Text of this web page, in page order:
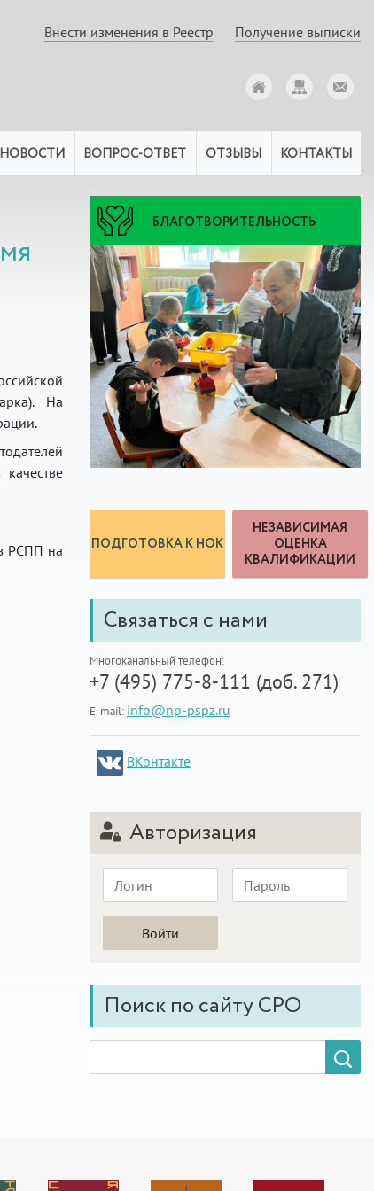
Внести изменения в Реестр Получение выписки
НОВОСТИ ВОПРОС-ОТВЕТ ОТЗЫВЫ КОНТАКТЫ
На
РСПП на
БЛАГОТВОРИТЕЛЬНОСТЬ
ПОДГОТОВКА К НОК
НЕЗАВИСИМАЯ
ОЦЕНКА
КВАЛИФИКАЦИИ
Связаться с нами
Многоканальный телефон:
+7 (495) 775-8-111 (доб. 271)
E-mail: info@np-pspz.ru
ВКонтакте
Авторизация
Поиск по сайту СРО